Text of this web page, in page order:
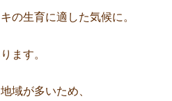
の生育に適した気候に。
ます。
域が多いため、